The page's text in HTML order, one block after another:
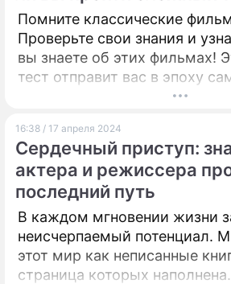
Помните классические
Проверьте свои знания и
вы знаете об этих фильмах!
тест отправит вас в эпоху
ярких фильмов. Сможете ли
этих любимых фильмов?
16:38 / 17 апреля 2024
Сердечный приступ:
актера и режиссера
последний путь
В каждом мгновении жизни
неисчерпаемый потенциал.
этот мир как неписанные
страница которых наполнена